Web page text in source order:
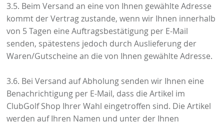
3.5. Beim Versand an eine von Ihnen gewählte Adresse
kommt der Vertrag zustande, wenn wir Ihnen innerhalb
von 5 Tagen eine Auftragsbestätigung per E-Mail
senden, spätestens jedoch durch Auslieferung der
Waren/Gutscheine an die von Ihnen gewählte Adresse.
3.6. Bei Versand auf Abholung senden wir Ihnen eine
Benachrichtigung per E-Mail, dass die Artikel im
ClubGolf Shop Ihrer Wahl eingetroffen sind. Die Artikel
werden auf Ihren Namen und unter der Ihnen